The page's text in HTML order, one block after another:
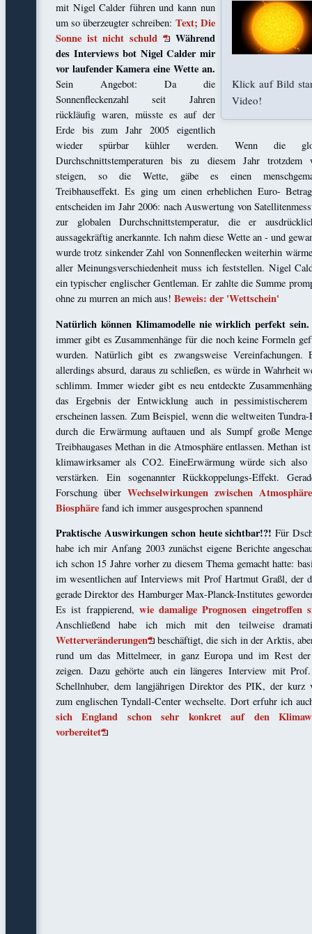
Klick auf Bild
Video!
mit Nigel Calder führen und kann nun
um so überzeugter schreiben: Text; Die
Sonne ist nicht schuld
Während
des Interviews bot Nigel Calder mir
vor laufender Kamera eine Wette an.
Sein Angebot: Da die
Sonnenfleckenzahl seit Jahren
rückläufig waren, müsste es auf der
Erde bis zum Jahr 2005 eigentlich
wieder spürbar kühler werden. Wenn die
Durchschnittstemperaturen bis zu diesem Jahr trotzdem
steigen, so die Wette, gäbe es einen
Treibhauseffekt. Es ging um einen erheblichen Euro-
entscheiden im Jahr 2006: nach Auswertung von
zur globalen Durchschnittstemperatur, die er
aussagekräftig anerkannte. Ich nahm diese Wette an - und
wurde trotz sinkender Zahl von Sonnenflecken weiterhin
aller Meinungsverschiedenheit muss ich feststellen. Nigel
ein typischer englischer Gentleman. Er zahlte die Summe
ohne zu murren an mich aus! Beweis: der 'Wettschein'
Natürlich können Klimamodelle nie wirklich perfekt sein.
immer gibt es Zusammenhänge für die noch keine Formeln
wurden. Natürlich gibt es zwangsweise Vereinfachungen.
allerdings absurd, daraus zu schließen, es würde in Wahrheit
schlimm. Immer wieder gibt es neu entdeckte
das Ergebnis der Entwicklung auch in
erscheinen lassen. Zum Beispiel, wenn die weltweiten Tundra-
durch die Erwärmung auftauen und als Sumpf große
Treibhaugases Methan in die Atmosphäre entlassen. Methan
klimawirksamer als CO2. EineErwärmung würde sich also
verstärken. Ein sogenannter Rückkoppelungs-Effekt.
Forschung über Wechselwirkungen zwischen
Biosphäre fand ich immer ausgesprochen spannend
Praktische Auswirkungen schon heute sichtbar!?! Für
habe ich mir Anfang 2003 zunächst eigene Berichte
ich schon 15 Jahre vorher zu diesem Thema gemacht hatte:
im wesentlichen auf Interviews mit Prof Hartmut Graßl, der
gerade Direktor des Hamburger Max-Planck-Institutes
Es ist frappierend, wie damalige Prognosen eingetroffen
Anschließend habe ich mich mit den teilweise
Wetterveränderungen
beschäftigt, die sich in der Arktis,
rund um das Mittelmeer, in ganz Europa und im Rest
zeigen. Dazu gehörte auch ein längeres Interview mit
Schellnhuber, dem langjährigen Direktor des PIK, der kurz
zum englischen Tyndall-Center wechselte. Dort erfuhr ich
sich England schon sehr konkret auf den
vorbereitet